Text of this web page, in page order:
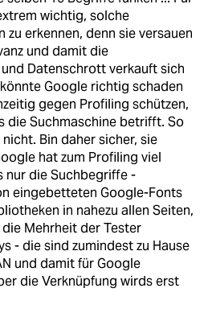
wichtig, solche
zu erkennen, denn sie versauen
und damit die
Datenschrott verkauft sich
Google richtig schaden
gegen Profiling schützen,
die Suchmaschine betrifft. So
Bin daher sicher, sie
hat zum Profiling viel
nur die Suchbegriffe -
eingebetteten Google-Fonts
in nahezu allen Seiten,
Mehrheit der Tester
- die sind zumindest zu Hause
und damit für Google
die Verknüpfung wirds erst